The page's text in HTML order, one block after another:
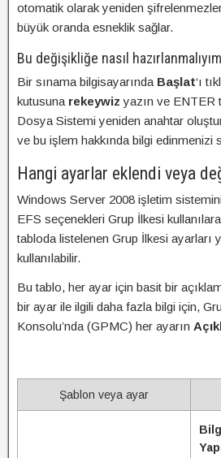
otomatik olarak yeniden
büyük oranda esneklik sağlar.
Bu değişikliğe nasıl
Bir sınama bilgisayarında Başlat‘ı
kutusuna rekeywiz yazın ve ENTER
Dosya Sistemi yeniden anahtar
ve bu işlem hakkında bilgi edinmenizi
Hangi ayarlar eklendi veya
Windows Server 2008 işletim
EFS seçenekleri Grup İlkesi
tabloda listelenen Grup İlkesi ayarları
kullanılabilir.
Bu tablo, her ayar için basit bir
bir ayar ile ilgili daha fazla bilgi için,
Konsolu’nda (GPMC) her ayarın
Şablon veya ayar